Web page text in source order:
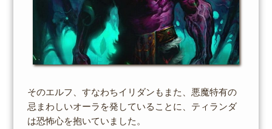
そのエルフ、すなわちイリダンもまた、悪魔特有の
忌まわしいオーラを発していることに、ティランダ
は恐怖心を抱いていました。